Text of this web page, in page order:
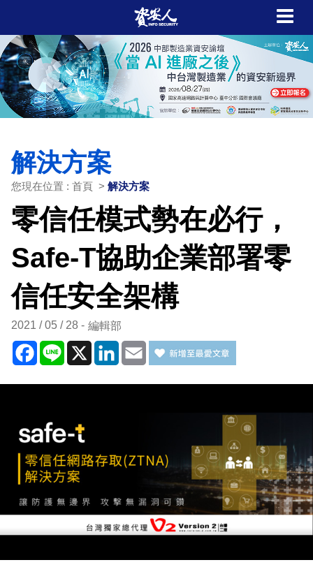
解決方案
您現在位置 : 首頁 > 解決方案
零信任模式勢在必行，
Safe-T協助企業部署零
信任安全架構
2021 / 05 / 28 編輯部
Facebook
Line X LinkedIn
Email